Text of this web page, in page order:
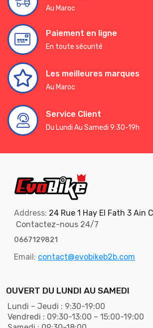
Au Maroc
Paiement en ligne
En toute sécurité
Les meilleures marques
Au Maroc
Service Client
Du Lundi Au Samedi 9:30-19h
Address: 24 Rue 1 Hay El Fath 3 Ain
Contactez-nous 24/7
0667129821
Email: contact@evobikeb2b.com
OUVERT DU LUNDI AU SAMEDI
Lundi – Jeudi : 9:30-19:00
Vendredi : 09:30-13:00 – 15:00-19:00